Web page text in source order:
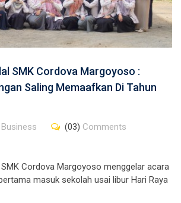
SMK Cordova Margoyoso :
Saling Memaafkan Di Tahun
Business (03) Comments
Cordova Margoyoso menggelar acara
masuk sekolah usai libur Hari Raya